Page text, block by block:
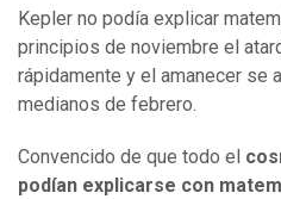
Kepler no podía explicar
principios de noviembre el
rápidamente y el amanecer se
medianos de febrero.
Convencido de que todo el
podían explicarse con